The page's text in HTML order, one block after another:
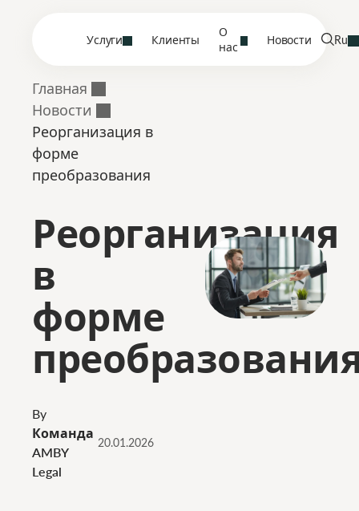
Услуги Клиенты
О
нас
Новости Ru
Главная
Новости
Реорганизация в
форме
преобразования
Реорганизация
в
форме
By
Команда
AMBY
Legal
20.01.2026